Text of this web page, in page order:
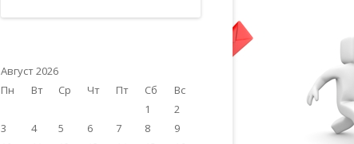
Август 2026
Пн
Вт Ср Чт Пт Сб
Вс
1
2
3
4 5 6 7 8
9